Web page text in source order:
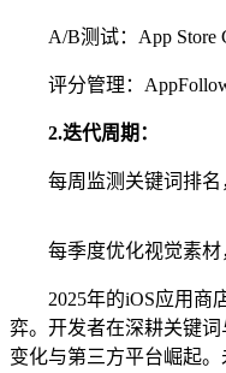
A/B测试：App Store
评分管理：
2.迭代周期：
每周监测关键词排名
每季度优化视觉素
2025年的iOS应用商
弈。开发者在深耕关键
变化与第三方平台崛起